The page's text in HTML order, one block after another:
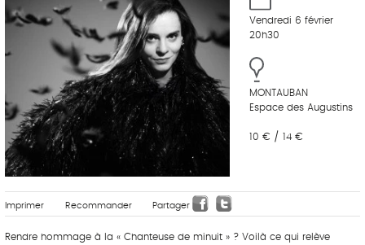
Vendredi 6 février
20h30
MONTAUBAN
Espace des Augustins
10 € / 14 €
Imprimer Recommander Partager
Rendre hommage à la « Chanteuse de minuit » ? Voilà ce qui relève